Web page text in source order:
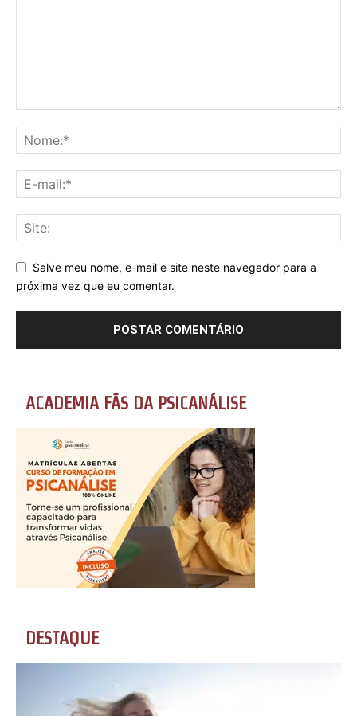
Salve meu nome, e-mail e site neste navegador para a
próxima vez que eu comentar.
ACADEMIA FÃS DA PSICANÁLISE
DESTAQUE